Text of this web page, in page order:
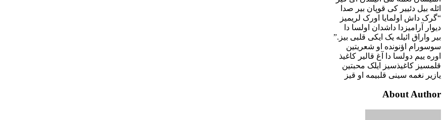
ائله بیل دئییر کی قوپان بیر صدا
“گرک داش اولمایا اورک لریمیز
دیوار آرامیزدا داشدان اولسا دا
بیر واراق ائیله یک ایکی قلبی بیز.”
سوسورام اؤنونده او شعریتین
اوره ییم دولسا دا آغ قالیر کاغیذ
قلمسیز کاغیذسیز ایلک محبتین
یازیر نغمه سینی قلبیمه او قیز
About Author